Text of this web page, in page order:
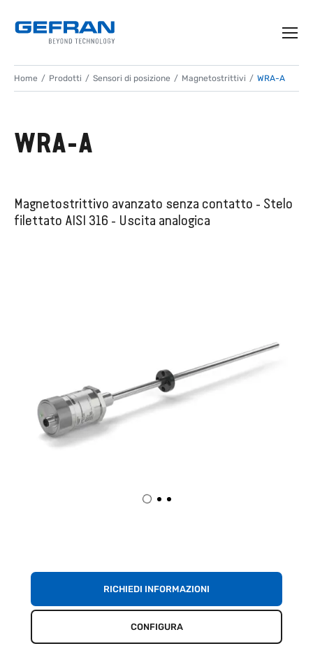
Home Prodotti Sensori di posizione Magnetostrittivi WRA-A
WRA-A
Magnetostrittivo avanzato senza contatto - Stelo
filettato AISI 316 - Uscita analogica
RICHIEDI INFORMAZIONI
CONFIGURA